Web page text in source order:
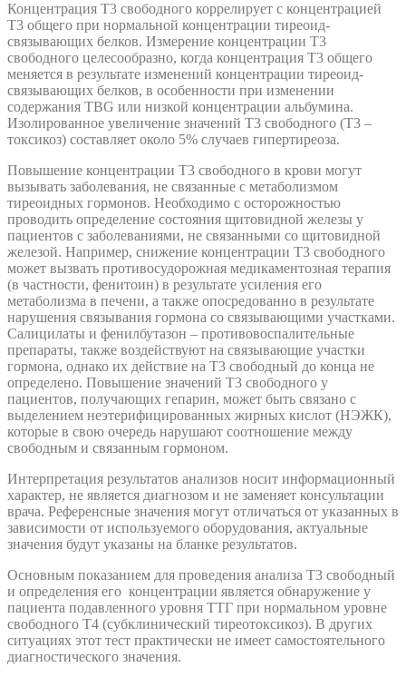
Концентрация T3 свободного коррелирует с концентрацией
T3 общего при нормальной концентрации тиреоид-
связывающих белков. Измерение концентрации T3
свободного целесообразно, когда концентрация T3 общего
меняется в результате изменений концентрации тиреоид-
связывающих белков, в особенности при изменении
содержания TBG или низкой концентрации альбумина.
Изолированное увеличение значений T3 свободного (T3 –
токсикоз) составляет около 5% случаев гипертиреоза.
Повышение концентрации T3 свободного в крови могут
вызывать заболевания, не связанные с метаболизмом
тиреоидных гормонов. Необходимо с осторожностью
проводить определение состояния щитовидной железы у
пациентов с заболеваниями, не связанными со щитовидной
железой. Например, снижение концентрации T3 свободного
может вызвать противосудорожная медикаментозная терапия
(в частности, фенитоин) в результате усиления его
метаболизма в печени, а также опосредованно в результате
нарушения связывания гормона со связывающими участками.
Салицилаты и фенилбутазон – противовоспалительные
препараты, также воздействуют на связывающие участки
гормона, однако их действие на T3 свободный до конца не
определено. Повышение значений T3 свободного у
пациентов, получающих гепарин, может быть связано с
выделением неэтерифицированных жирных кислот (НЭЖК),
которые в свою очередь нарушают соотношение между
свободным и связанным гормоном.
Интерпретация результатов анализов носит информационный
характер, не является диагнозом и не заменяет консультации
врача. Референсные значения могут отличаться от указанных в
зависимости от используемого оборудования, актуальные
значения будут указаны на бланке результатов.
Основным показанием для проведения анализа Т3 свободный
и определения его концентрации является обнаружение у
пациента подавленного уровня ТТГ при нормальном уровне
свободного Т4 (субклинический тиреотоксикоз). В других
ситуациях этот тест практически не имеет самостоятельного
диагностического значения.